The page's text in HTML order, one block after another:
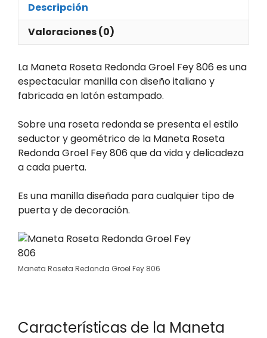
Descripción
Valoraciones (0)
La Maneta Roseta Redonda Groel Fey 806 es una
espectacular manilla con diseño italiano y
fabricada en latón estampado.
Sobre una roseta redonda se presenta el estilo
seductor y geométrico de la Maneta Roseta
Redonda Groel Fey 806 que da vida y delicadeza
a cada puerta.
Es una manilla diseñada para cualquier tipo de
puerta y de decoración.
Maneta Roseta Redonda Groel Fey 806
Características de la Maneta